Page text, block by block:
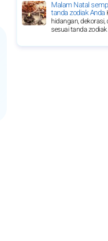
Malam Natal
tanda zodiak Anda
hidangan,
sesuai tanda